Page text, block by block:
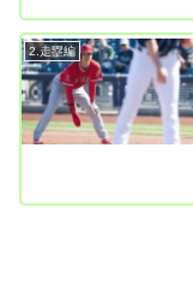
2.走塁編